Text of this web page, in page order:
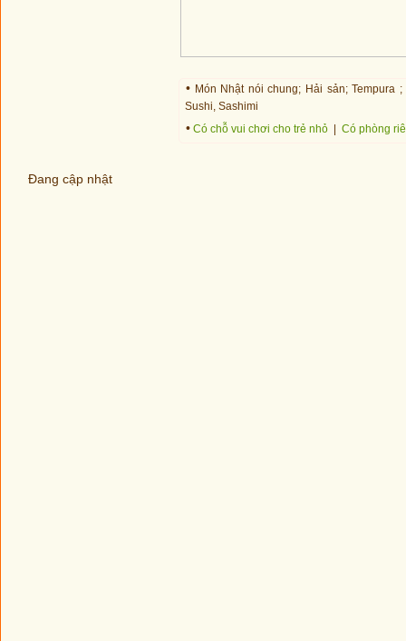
• Món Nhật nói chung; Hải sản; Tempura
Sushi, Sashimi
• Có chỗ vui chơi cho trẻ nhỏ Có phòng
Đang cập nhật